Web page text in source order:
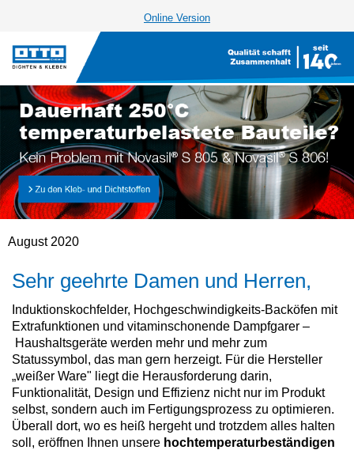
Online Version
August 2020
Sehr geehrte Damen und Herren,
Induktionskochfelder, Hochgeschwindigkeits-Backöfen mit
Extrafunktionen und vitaminschonende Dampfgarer –
Haushaltsgeräte werden mehr und mehr zum
Statussymbol, das man gern herzeigt. Für die Hersteller
„weißer Ware" liegt die Herausforderung darin,
Funktionalität, Design und Effizienz nicht nur im Produkt
selbst, sondern auch im Fertigungsprozess zu optimieren.
Überall dort, wo es heiß hergeht und trotzdem alles halten
soll, eröffnen Ihnen unsere hochtemperaturbeständigen